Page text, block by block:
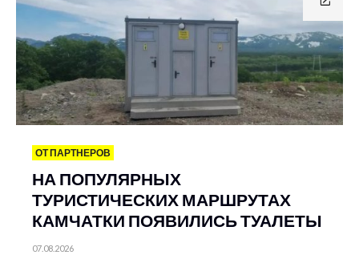
ОТ ПАРТНЕРОВ
НА ПОПУЛЯРНЫХ
ТУРИСТИЧЕСКИХ МАРШРУТАХ
КАМЧАТКИ ПОЯВИЛИСЬ ТУАЛЕТЫ
07.08.2026